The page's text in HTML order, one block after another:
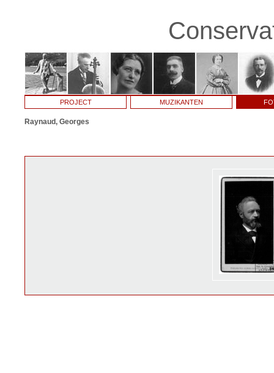
PROJECT MUZIKANTEN
Raynaud, Georges